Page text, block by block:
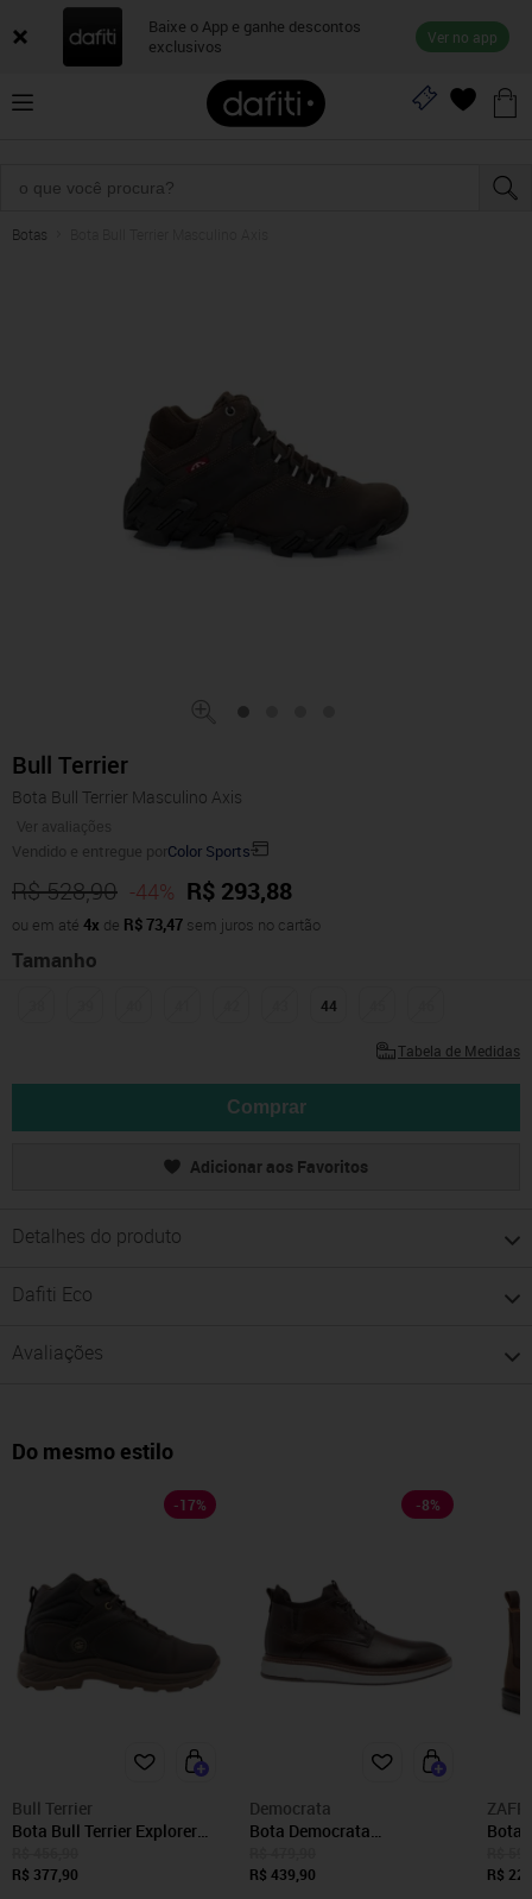
Baixe o App e ganhe descontos
exclusivos
Ver no app
Botas
Bull Terrier
Bota Bull Terrier Masculino Axis
Ver avaliações
Vendido e entregue porColor Sports
R$ 528,90 -44% R$ 293,88
ou em até 4x de R$ 73,47 sem juros no cartão
Tamanho
44
Tabela de Medidas
Comprar
Adicionar aos Favoritos
Detalhes do produto
Dafiti Eco
Avaliações
Do mesmo estilo
-17%
Bull Terrier
Bota Bull Terrier Explorer
Marrom
R$ 377,90
-8%
Democrata
Bota Democrata
Masculino - Marrom -
R$ 439,90
Bota
R$